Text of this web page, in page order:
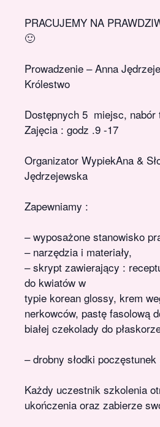
PRACUJEMY NA
🙂
Prowadzenie – Anna
Królestwo
Dostępnych 5 miejsc, nabór
Zajęcia : godz .9 -17
Organizator WypiekAna &
Jędrzejewska
Zapewniamy :
– wyposażone stanowisko
– narzędzia i materiały,
– skrypt zawierający :
do kwiatów w
typie korean glossy, krem
nerkowców, pastę fasolową
białej czekolady do
– drobny słodki
Każdy uczestnik szkolenia
ukończenia oraz zabierze